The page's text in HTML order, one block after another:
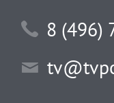
8 (496)